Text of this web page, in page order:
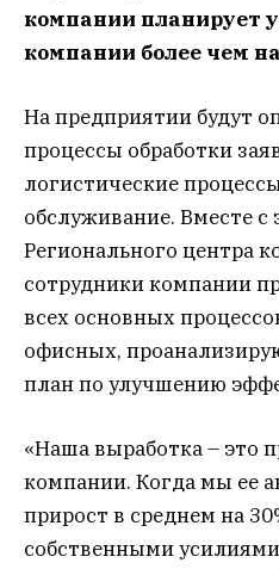
компании планирует
компании более чем
На предприятии будут
процессы обработки
логистические
обслуживание. Вместе с
Регионального центра
сотрудники компании
всех основных
офисных,
план по улучшению
«Наша выработка – это
компании. Когда мы ее
прирост в среднем на
собственными